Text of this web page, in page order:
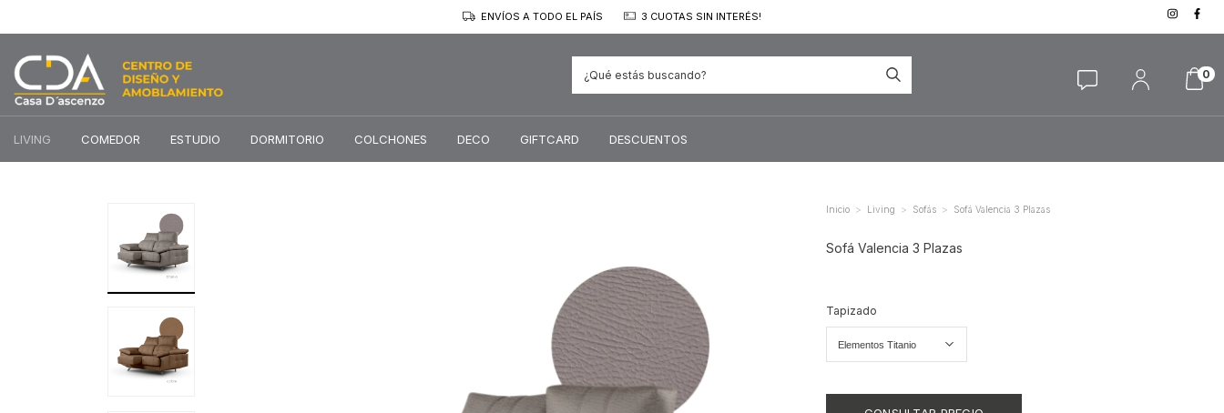
ENVÍOS A TODO EL PAÍS 3 CUOTAS SIN INTERÉS!
0
LIVING COMEDOR ESTUDIO DORMITORIO COLCHONES DECO GIFTCARD DESCUENTOS
Inicio > Living > Sofás > Sofá Valencia 3 Plazas
Sofá Valencia 3 Plazas
Tapizado